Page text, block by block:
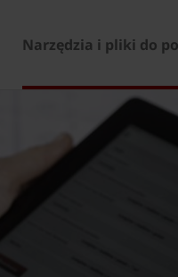
Narzędzia i pliki do